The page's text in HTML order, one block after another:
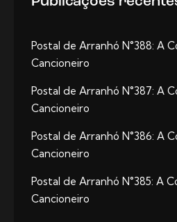
Postal de Arranhó N°388: A
Cancioneiro
Postal de Arranhó N°387: A
Cancioneiro
Postal de Arranhó N°386: A
Cancioneiro
Postal de Arranhó N°385: A
Cancioneiro